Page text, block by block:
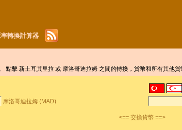
轉換計算器
擊 新土耳其里拉 或 摩洛哥迪拉姆 之間的轉換，貨幣和所有其他貨
摩洛哥迪拉姆 (MAD)
<== 交換貨幣 ==>